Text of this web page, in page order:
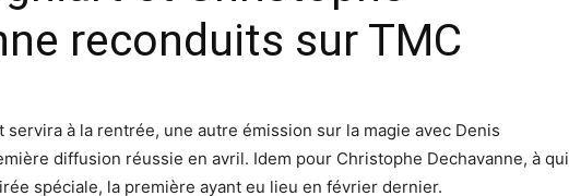
reconduits sur TMC
à la rentrée, une autre émission sur la magie avec Denis
diffusion réussie en avril. Idem pour Christophe Dechavanne, à qui
spéciale, la première ayant eu lieu en février dernier.